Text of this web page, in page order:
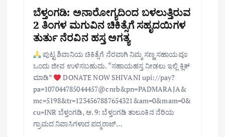
ಬೆಳ್ತಂಗಡಿ: ಅನಾರೋಗ್ಯದಿಂದ ಬಳಲುತ್ತಿರುವ
2 ತಿಂಗಳ ಮಗುವಿನ ಚಿಕಿತ್ಸೆಗೆ ಸಹೃದಯಿಗಳ
ತುರ್ತು ನೆರವಿನ ಹಸ್ತ ಅಗತ್ಯ
ಪುಟ್ಟ ಶಿವಾನಿಯ ಚಿಕಿತ್ಸೆಗೆ ನೆರವಾಗಿ ನಿಮ್ಮ ಸಣ್ಣ ಸಹಾಯವೂ
ಒಂದು ಜೀವ ಉಳಿಸಬಹುದು. “ಸಹಾಯಹಸ್ತ ನೀಡಲು ಇಲ್ಲಿ ಕ್ಲಿಕ್
ಮಾಡಿ”
DONATE NOW SHIVANI upi://pay?
pa=107044785044457@cnrb&pn=PADMARAJA&
mc=5198&tr=1234567887654321&am=0&mam=0&
cu=INR ಬೆಳ್ತಂಗಡಿ, ಆ. 9: ಬೆಳ್ತಂಗಡಿ ತಾಲೂಕಿನ ನೆರಿಯ
ಗ್ರಾಮದ ನಿವಾಸಿಗಳಾದ ಪದ್ಮರಾಜ್…